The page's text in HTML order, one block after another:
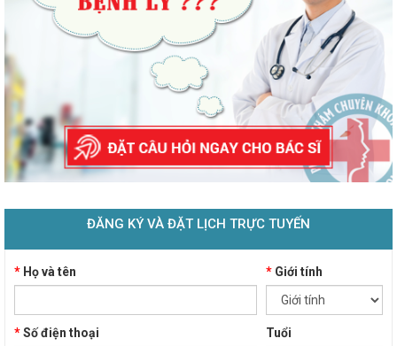
ĐĂNG KÝ VÀ ĐẶT LỊCH TRỰC TUYẾN
* Họ và tên *Giới tính
*Số điện thoại Tuổi